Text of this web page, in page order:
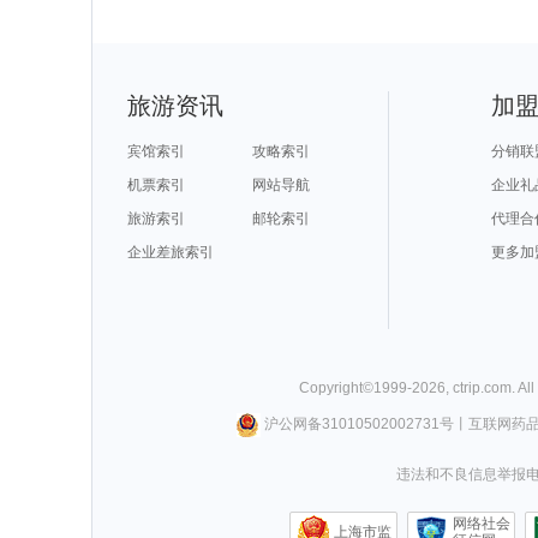
旅游资讯
宾馆索引
攻略索引
机票索引
网站导航
旅游索引
邮轮索引
企业差旅索引
加
分销联
企业礼
代理合
更多加
Copyright©1999-2026 ctrip.com .
沪公网备31010502002731号丨 互联网药
违法和不良信息举报
上海市监
网络社会